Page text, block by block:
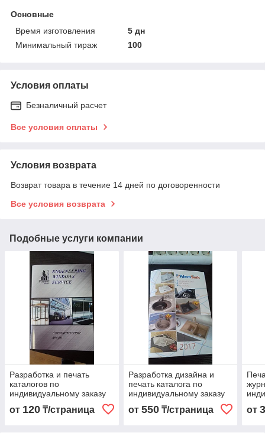
Основные
Время изготовления
5 дн
Минимальный тираж
100
Условия оплаты
Безналичный расчет
Все условия оплаты
Условия возврата
Возврат товара в течение 14 дней по договоренности
Все условия возврата
Подобные услуги компании
Разработка и печать
каталогов по
индивидуальному заказу
от 120 ₸/страница
Разработка дизайна и
печать каталога по
индивидуальному заказу
от 550₸/страница от